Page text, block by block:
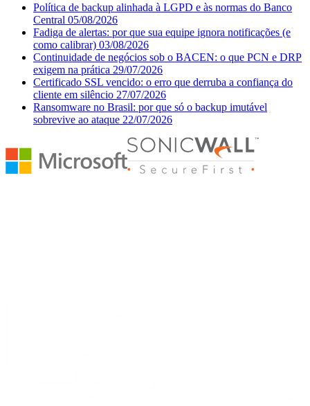
Política de backup alinhada à LGPD e às normas do Banco
Central 05/08/2026
Fadiga de alertas: por que sua equipe ignora notificações (e
como calibrar) 03/08/2026
Continuidade de negócios sob o BACEN: o que PCN e DRP
exigem na prática 29/07/2026
Certificado SSL vencido: o erro que derruba a confiança do
cliente em silêncio 27/07/2026
Ransomware no Brasil: por que só o backup imutável
sobrevive ao ataque 22/07/2026